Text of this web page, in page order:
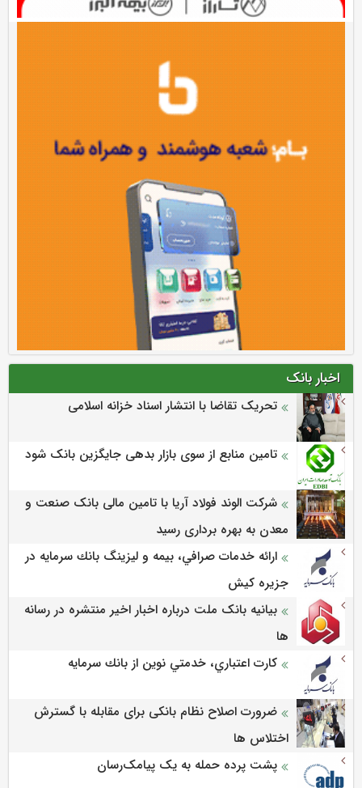
اخبار بانک
تحریک تقاضا با انتشار اسناد خزانه اسلامی
تامین منابع از سوی بازار بدهی جایگزین بانک شود
شرکت الوند فولاد آریا با تامین مالی بانک صنعت و
معدن به بهره برداری رسید
ارائه خدمات صرافي، بيمه و ليزينگ بانك سرمايه در
جزيره كيش
بیانیه بانک ملت درباره اخبار اخیر منتشره در رسانه
ها
كارت اعتباري، خدمتي نوين از بانك سرمايه
ضرورت اصلاح نظام بانکی برای مقابله با گسترش
اختلاس ها
پشت پرده حمله به یک پیامک‌رسان